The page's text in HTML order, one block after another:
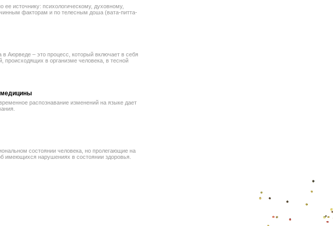
источнику: психологическому, духовному,
факторам и по телесным доша (вата-питта-
в Аюрведе – это процесс, который включает в себя
происходящих в организме человека, в тесной
медицины
распознавание изменений на языке дает
состоянии человека, но пролегающие на
имеющихся нарушениях в состоянии здоровья.